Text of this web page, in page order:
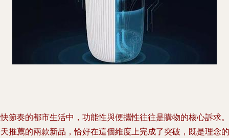
節奏的都市生活中，功能性與便攜性往往是購物的核心訴求。
推薦的兩款新品，恰好在這個維度上完成了突破，既是理念的